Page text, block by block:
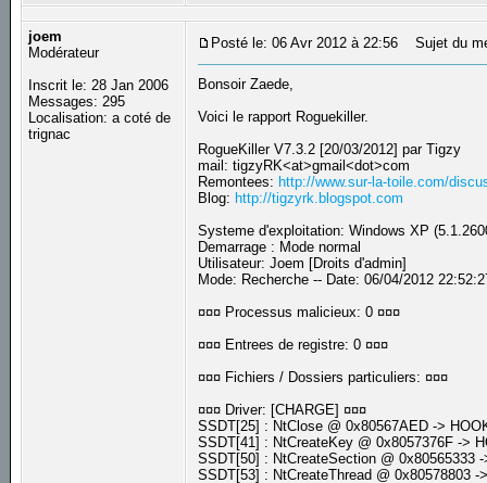
joem
Modérateur
Inscrit le: 28 Jan 2006
Messages: 295
Localisation: a coté de
trignac
Posté le: 06 Avr 2012 à 22:56 Sujet du
Bonsoir Zaede,
Voici le rapport Roguekiller.
RogueKiller V7.3.2 [20/03/2012] par Tigzy
mail: tigzyRK<at>gmail<dot>com
Remontees: http://www.sur-la-toile.com/
Blog: http://tigzyrk.blogspot.com
Systeme d'exploitation: Windows XP
Demarrage : Mode normal
Utilisateur: Joem [Droits d'admin]
Mode: Recherche -- Date: 06/04/2012
¤¤¤ Processus malicieux: 0 ¤¤¤
¤¤¤ Entrees de registre: 0 ¤¤¤
¤¤¤ Fichiers / Dossiers particuliers: ¤¤¤
¤¤¤ Driver: [CHARGE] ¤¤¤
SSDT[25] : NtClose @ 0x80567AED ->
SSDT[41] : NtCreateKey @ 0x8057376F ->
SSDT[50] : NtCreateSection @ 0x80565333
SSDT[53] : NtCreateThread @ 0x80578803